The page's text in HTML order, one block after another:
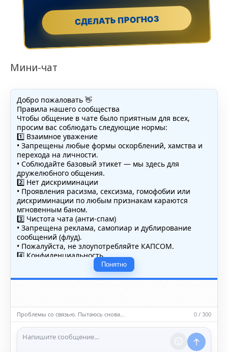
СДЕЛАТЬ ПРОГНОЗ
Мини-чат
Добро пожаловать 👋
Правила нашего сообщества
Чтобы общение в чате было приятным для всех,
просим вас соблюдать следующие нормы:
1️⃣ Взаимное уважение
• Запрещены любые формы оскорблений, хамства и
перехода на личности.
• Соблюдайте базовый этикет — мы здесь для
дружелюбного общения.
2️⃣ Нет дискриминации
• Проявления расизма, сексизма, гомофобии или
дискриминации по любым признакам караются
мгновенным баном.
3️⃣ Чистота чата (анти-спам)
• Запрещена реклама, самопиар и дублирование
сообщений (флуд).
• Пожалуйста, не злоупотребляйте КАПСОМ.
4️⃣ Конфиденциальность
• Не публикуйте личные данные — свои или чужие
(телефоны, адреса, документы).
5️⃣ Уместность контента
насилию.
ℹ️ Модераторы и администраторы вправе удалять
сообщения и ограничивать доступ к чату при
нарушении правил.
Понятно
Проблемы со связью. Пытаюсь снова… 0 / 300